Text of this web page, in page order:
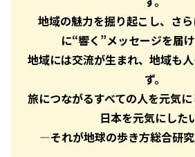
地域の魅力を掘り起こし、さ
に“響く”メッセージを届け
地域には交流が生まれ、地域も
ず。
旅につながるすべての人を元気に
日本を元気にした
―それが地球の歩き方総合研究